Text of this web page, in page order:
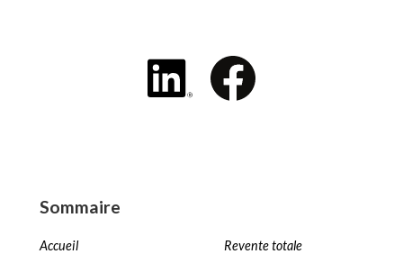
Sommaire
Accueil
Revente totale